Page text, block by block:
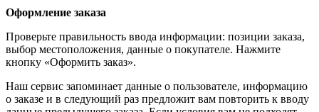
Оформление заказа
Проверьте правильность ввода информации: позиции заказа,
выбор местоположения, данные о покупателе. Нажмите
кнопку «Оформить заказ».
Наш сервис запоминает данные о пользователе, информацию
о заказе и в следующий раз предложит вам повторить к вводу